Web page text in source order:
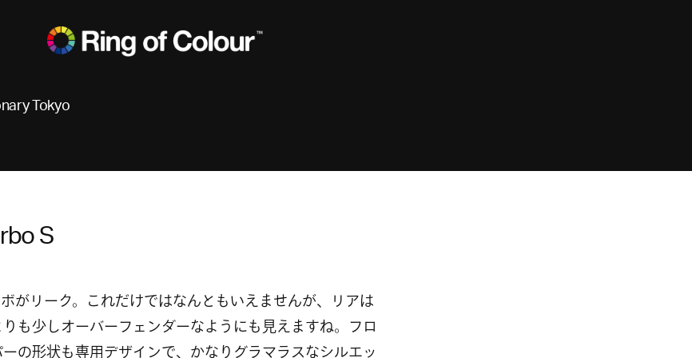
Tokyo
S
がリーク。これだけではなんともいえませんが、リアは
も少しオーバーフェンダーなようにも見えますね。フロ